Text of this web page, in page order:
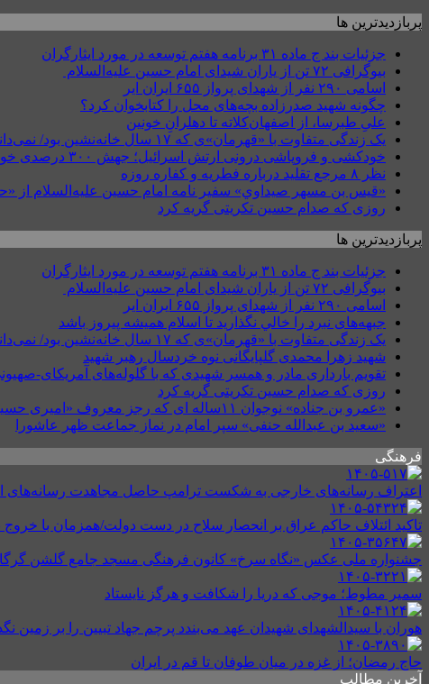
پربازدیدترین ها
جزئیات بند ج ماده ۳۱ برنامه هفتم توسعه در مورد ایثارگران
بیوگرافی ۷۲ تن از یاران شیدای امام حسین علیه‌السلام
اسامی ۲۹۰ نفر از شهدای پرواز ۶۵۵ ایران ایر
چگونه شهید صدرزاده بچه‌های محل را کتابخوان کرد؟
علیِ طبرسا، از اصفهان‌کلاته تا دهلرانِ خونین
یک زندگی متفاوت با «قهرمان»ی که ۱۷ سال خانه‌نشین بود/ نمی‌دانستیم قطع نخاع گردنی یعنی چه؟
خودکشی و فروپاشی درونی ارتش اسرائیل؛ جهش ۳۰۰ درصدی خودکشی نظامیان
نظر ۸ مرجع تقلید درباره فطریه و کفاره روزه
«قيس بن مسهر صيداوي» سفیر نامه امام حسین علیه‌السلام از
روزی که صدام حسین تکریتی گریه کرد
پربازدیدترین ها
جزئیات بند ج ماده ۳۱ برنامه هفتم توسعه در مورد ایثارگران
بیوگرافی ۷۲ تن از یاران شیدای امام حسین علیه‌السلام
اسامی ۲۹۰ نفر از شهدای پرواز ۶۵۵ ایران ایر
جبهه‌های نبرد را خالي نگذاريد تا اسلام هميشه پيروز باشد
یک زندگی متفاوت با «قهرمان»ی که ۱۷ سال خانه‌نشین بود/ نمی‌دانستیم قطع نخاع گردنی یعنی چه؟
شهید زهرا محمدی گلپایگانی نوه خردسال رهبر شهید
تقویم بارداری مادر و همسر شهیدی که با گلوله‌های آمریکای-
روزی که صدام حسین تکریتی گریه کرد
«عمرو بن جناده» نوجوان ۱۱ساله ای که رجز معروف «امیری حسین» را در کربلا طنین انداخت
«سعید بن عبدالله حنفی» سپر امام در نماز جماعت ظهر عاشورا
فرهنگی
اعتراف رسانه‌های خارجی به شکست ترامپ حاصل مجاهدت رسانه‌های
تاکید ائتلاف حاکم عراق بر انحصار سلاح در دست دولت/همزمان با
جشنواره ملی عکس «نگاه سرخ» کانون فرهنگی مسجد جامع گلشن
سمیر مطوط؛ موجی که دریا را شکافت و هرگز نایستاد
هوران با سیدالشهدای شهیدان عهد می‌بندد پرچم جهاد تبیین را بر زمین
حاج رمضان؛ از غزه در میان طوفان تا قم در ایران
آخرین مطالب